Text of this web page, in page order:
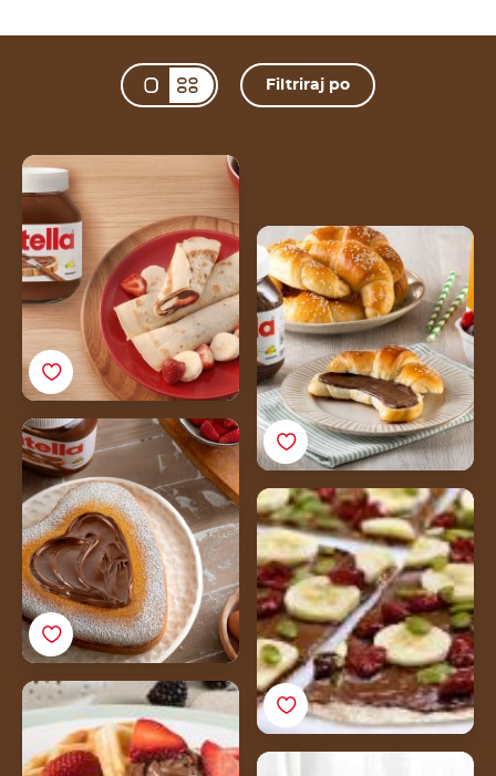
Change view
Filtriraj po
Zvite palačinke z
Nutella® krhki domači
rogljički
Mamin biskvit z Nutello
Tortilja pica z
Nutello<sup>®</sup> za
zajtrk
Belgijski vafelj z
jagodičjem in Nutello®